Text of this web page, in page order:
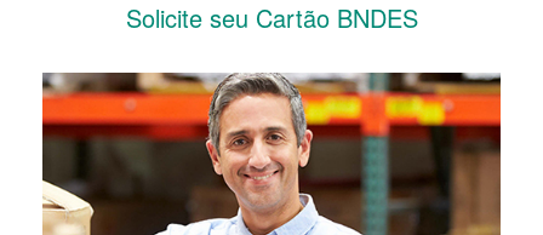
Solicite seu Cartão BNDES